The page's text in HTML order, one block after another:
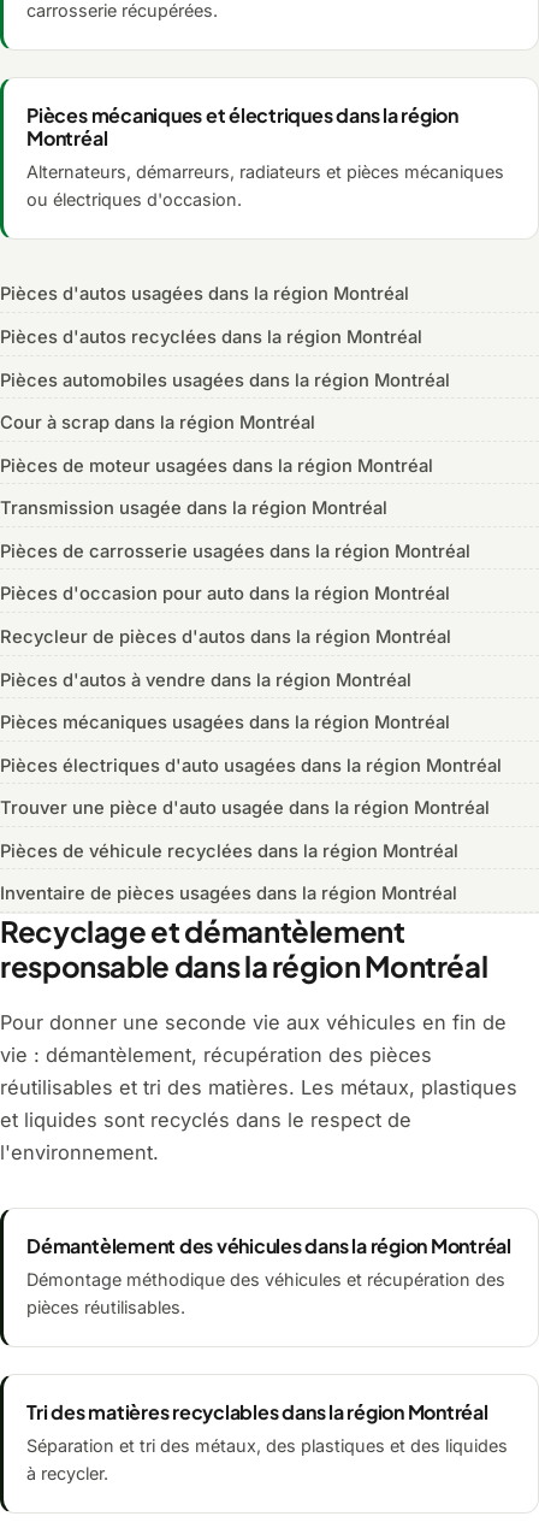
carrosserie récupérées.
Pièces mécaniques et électriques dans la région
Montréal
Alternateurs, démarreurs, radiateurs et pièces mécaniques
ou électriques d'occasion.
Pièces d'autos usagées dans la région Montréal
Pièces d'autos recyclées dans la région Montréal
Pièces automobiles usagées dans la région Montréal
Cour à scrap dans la région Montréal
Pièces de moteur usagées dans la région Montréal
Transmission usagée dans la région Montréal
Pièces de carrosserie usagées dans la région Montréal
Pièces d'occasion pour auto dans la région Montréal
Recycleur de pièces d'autos dans la région Montréal
Pièces d'autos à vendre dans la région Montréal
Pièces mécaniques usagées dans la région Montréal
Pièces électriques d'auto usagées dans la région Montréal
Trouver une pièce d'auto usagée dans la région Montréal
Pièces de véhicule recyclées dans la région Montréal
Inventaire de pièces usagées dans la région Montréal
Recyclage et démantèlement
responsable dans la région Montréal
Pour donner une seconde vie aux véhicules en fin de
vie : démantèlement, récupération des pièces
réutilisables et tri des matières. Les métaux, plastiques
et liquides sont recyclés dans le respect de
l'environnement.
Démantèlement des véhicules dans la région Montréal
Démontage méthodique des véhicules et récupération des
pièces réutilisables.
Tri des matières recyclables dans la région Montréal
Séparation et tri des métaux, des plastiques et des liquides
à recycler.